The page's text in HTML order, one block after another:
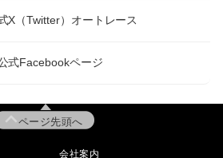
X（Twitter）オートレース
式Facebookページ
ページ先頭へ
会社案内